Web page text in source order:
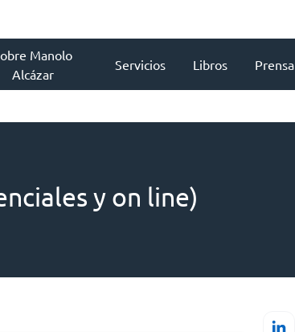
Manolo
Alcázar
Servicios Libros Prensa
y on line)